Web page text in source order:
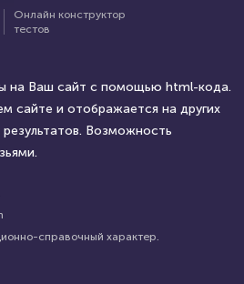
вам о
HTML - код
6331
Онлайн конструктор
тестов
на Ваш сайт с помощью html-кода.
сайте и отображается на других
Возможность
справочный характер.